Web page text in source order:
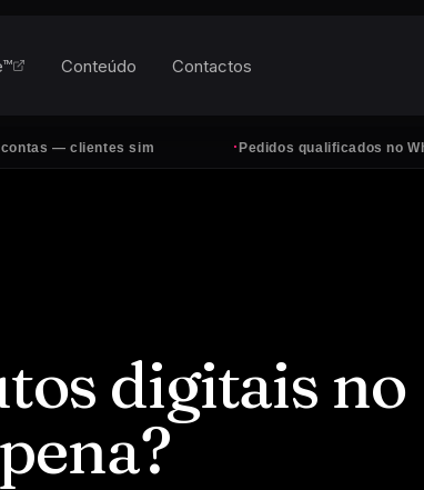
clientes sim Pedidos qualificados no
Conteúdo Contactos
digitais no